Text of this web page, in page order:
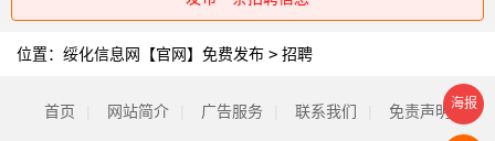
位置： 绥化信息网【官网】免费发布 > 招聘
首页 网站简介 广告服务 联系我们 免责声明 海报